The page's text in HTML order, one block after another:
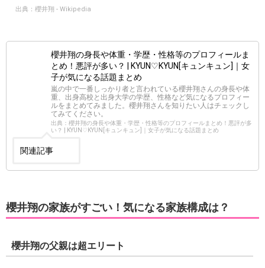
出典： 櫻井翔 - Wikipedia
櫻井翔の身長や体重・学歴・性格等のプロフィールま
とめ！悪評が多い？ | KYUN♡KYUN[キュンキュン]｜女
子が気になる話題まとめ
嵐の中で一番しっかり者と言われている櫻井翔さんの身長や体
重、出身高校と出身大学の学歴、性格など気になるプロフィー
ルをまとめてみました。櫻井翔さんを知りたい人はチェックし
てみてください。
出典：櫻井翔の身長や体重・学歴・性格等のプロフィールまとめ！悪評が多
い？ | KYUN♡KYUN[キュンキュン]｜女子が気になる話題まとめ
関連記事
櫻井翔の家族がすごい！気になる家族構成は？
櫻井翔の父親は超エリート